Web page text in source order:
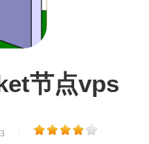
节点vps